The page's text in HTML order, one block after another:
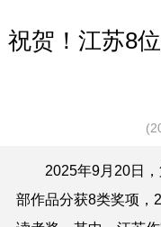
祝贺！江苏8
2025年9月20日
部作品分获8类奖项，